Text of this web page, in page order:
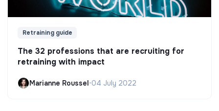
Retraining guide
The 32 professions that are recruiting for
retraining with impact
Marianne Roussel•04 July 2022